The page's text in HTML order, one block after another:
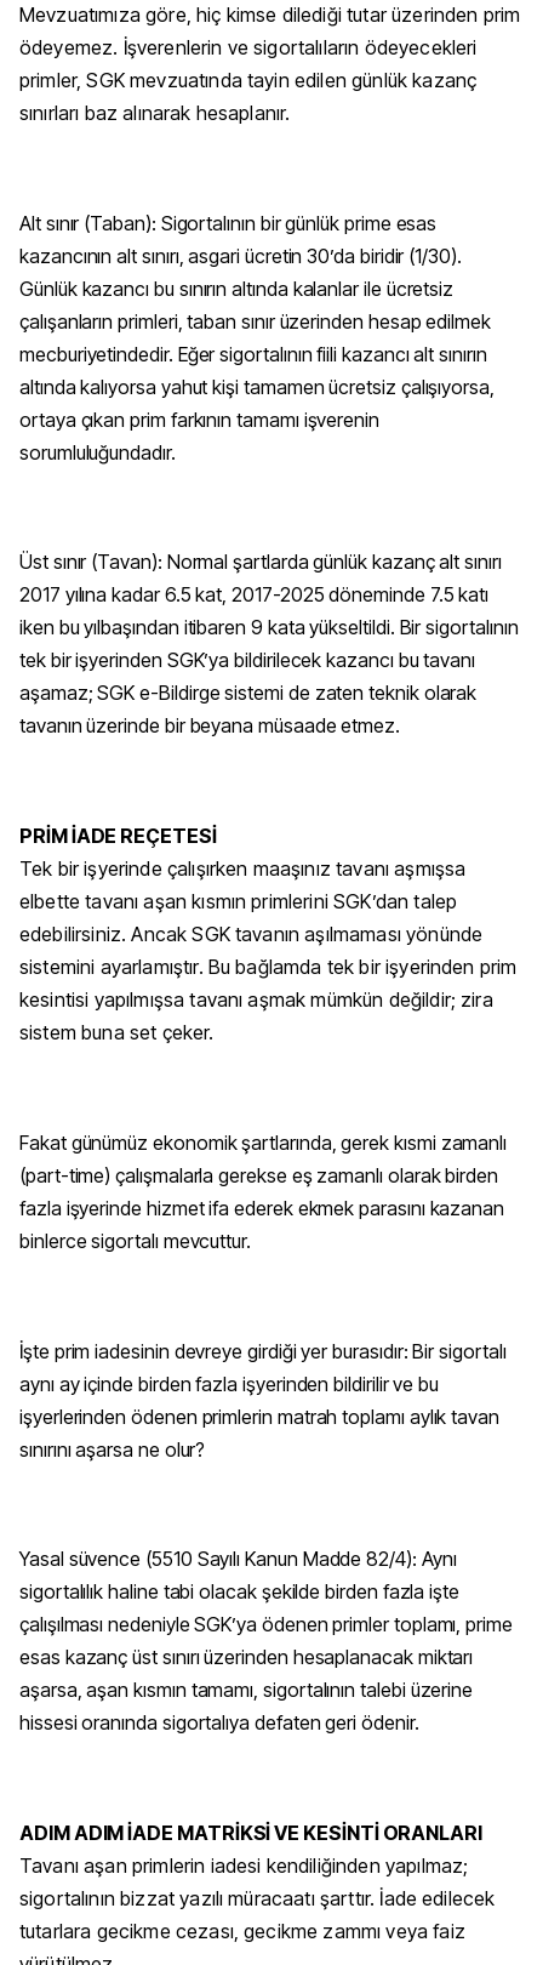
Mevzuatımıza göre, hiç kimse dilediği tutar üzerinden prim
ödeyemez. İşverenlerin ve sigortalıların ödeyecekleri
primler, SGK mevzuatında tayin edilen günlük kazanç
sınırları baz alınarak hesaplanır.
Alt sınır (Taban): Sigortalının bir günlük prime esas
kazancının alt sınırı, asgari ücretin 30’da biridir (1/30).
Günlük kazancı bu sınırın altında kalanlar ile ücretsiz
çalışanların primleri, taban sınır üzerinden hesap edilmek
mecburiyetindedir. Eğer sigortalının fiili kazancı alt sınırın
altında kalıyorsa yahut kişi tamamen ücretsiz çalışıyorsa,
ortaya çıkan prim farkının tamamı işverenin
sorumluluğundadır.
Üst sınır (Tavan): Normal şartlarda günlük kazanç alt sınırı
2017 yılına kadar 6.5 kat, 2017-2025 döneminde 7.5 katı
iken bu yılbaşından itibaren 9 kata yükseltildi. Bir sigortalının
tek bir işyerinden SGK’ya bildirilecek kazancı bu tavanı
aşamaz; SGK e-Bildirge sistemi de zaten teknik olarak
tavanın üzerinde bir beyana müsaade etmez.
PRİM İADE REÇETESİ
Tek bir işyerinde çalışırken maaşınız tavanı aşmışsa
elbette tavanı aşan kısmın primlerini SGK’dan talep
edebilirsiniz. Ancak SGK tavanın aşılmaması yönünde
sistemini ayarlamıştır. Bu bağlamda tek bir işyerinden prim
kesintisi yapılmışsa tavanı aşmak mümkün değildir; zira
sistem buna set çeker.
Fakat günümüz ekonomik şartlarında, gerek kısmi zamanlı
(part-time) çalışmalarla gerekse eş zamanlı olarak birden
fazla işyerinde hizmet ifa ederek ekmek parasını kazanan
binlerce sigortalı mevcuttur.
İşte prim iadesinin devreye girdiği yer burasıdır: Bir sigortalı
aynı ay içinde birden fazla işyerinden bildirilir ve bu
işyerlerinden ödenen primlerin matrah toplamı aylık tavan
sınırını aşarsa ne olur?
Yasal süvence (5510 Sayılı Kanun Madde 82/4): Aynı
sigortalılık haline tabi olacak şekilde birden fazla işte
çalışılması nedeniyle SGK’ya ödenen primler toplamı, prime
esas kazanç üst sınırı üzerinden hesaplanacak miktarı
aşarsa, aşan kısmın tamamı, sigortalının talebi üzerine
hissesi oranında sigortalıya defaten geri ödenir.
ADIM ADIM İADE MATRİKSİ VE KESİNTİ ORANLARI
Tavanı aşan primlerin iadesi kendiliğinden yapılmaz;
sigortalının bizzat yazılı müracaatı şarttır. İade edilecek
tutarlara gecikme cezası, gecikme zammı veya faiz